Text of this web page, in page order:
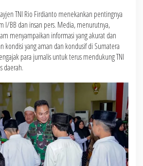
TNI Rio Firdianto menekankan pentingnya
I/BB dan insan pers. Media, menurutnya,
menyampaikan informasi yang akurat dan
kondisi yang aman dan kondusif di Sumatera
para jurnalis untuk terus mendukung TNI
daerah.